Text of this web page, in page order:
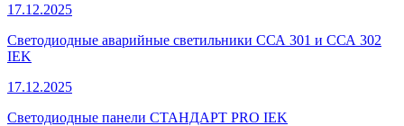
17.12.2025
Светодиодные аварийные светильники ССА 301 и ССА 302
IEK
17.12.2025
Светодиодные панели СТАНДАРТ PRO IEK